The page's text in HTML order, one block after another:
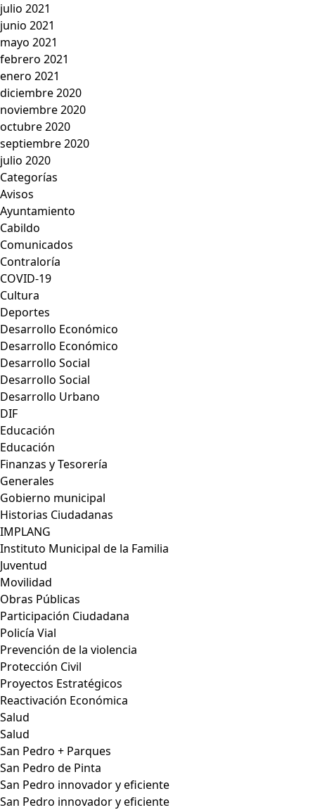
julio 2021
junio 2021
mayo 2021
febrero 2021
enero 2021
diciembre 2020
noviembre 2020
octubre 2020
septiembre 2020
julio 2020
Categorías
Avisos
Ayuntamiento
Cabildo
Comunicados
Contraloría
COVID-19
Cultura
Deportes
Desarrollo Económico
Desarrollo Económico
Desarrollo Social
Desarrollo Social
Desarrollo Urbano
DIF
Educación
Educación
Finanzas y Tesorería
Generales
Gobierno municipal
Historias Ciudadanas
IMPLANG
Instituto Municipal de la Familia
Juventud
Movilidad
Obras Públicas
Participación Ciudadana
Policía Vial
Prevención de la violencia
Protección Civil
Proyectos Estratégicos
Reactivación Económica
Salud
Salud
San Pedro + Parques
San Pedro de Pinta
San Pedro innovador y eficiente
San Pedro innovador y eficiente